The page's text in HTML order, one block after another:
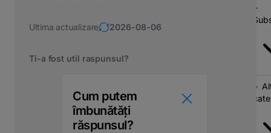
Ultima actualizare 2026-08-06
Ti-a fost util raspunsul?
Cum putem
îmbunătăți
răspunsul?